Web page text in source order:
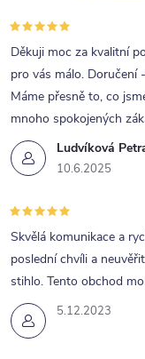
Ludvíková
10.6.2025
Děkuji moc za kvalitní
pro vás málo. Doručení
Máme přesně to, co
mnoho spokojených
5.12.2023
Skvělá komunikace a
poslední chvíli a
stihlo. Tento obchod